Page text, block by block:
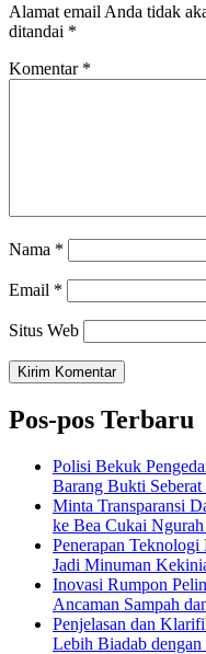
Alamat email Anda tidak
ditandai *
Komentar *
Nama *
Email *
Situs Web
Pos-pos Terbaru
Polisi Bekuk
Barang Bukti
Minta Transparansi
ke Bea Cukai
Penerapan
Jadi Minuman
Inovasi Rumpon
Ancaman Sampah
Penjelasan dan
Lebih Biadab